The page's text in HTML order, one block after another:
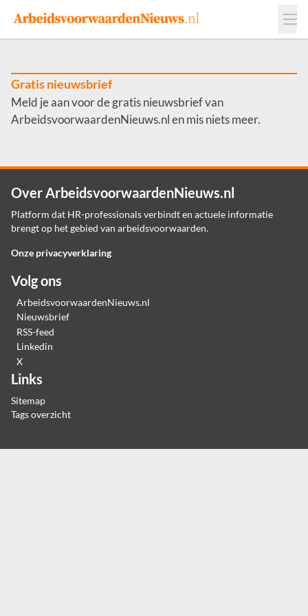
Events
Adverteren
Werkgevers
Contact
Gratis nieuwsbrief
Meld je aan voor de gratis nieuwsbrief van
ArbeidsvoorwaardenNieuws.nl en mis niets meer.
Over ArbeidsvoorwaardenNieuws.nl
Platform dat HR-professionals verbindt en actuele informatie
brengt op het gebied van arbeidsvoorwaarden.
Onze privacyverklaring
Volg ons
ArbeidsvoorwaardenNieuws.nl
Nieuwsbrief
RSS-feed
Linkedin
X
Links
Sitemap
Tags overzicht